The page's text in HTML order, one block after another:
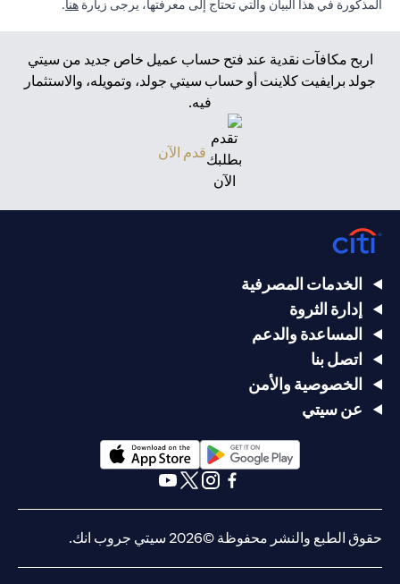
المذكورة في هذا البيان والتي تحتاج إلى معرفتها، يرجى زيارة هنا.
اربح مكافآت نقدية عند فتح حساب عميل خاص جديد من سيتي
جولد برايفيت كلاينت أو حساب سيتي جولد، وتمويله، والاستثمار
فيه.
قدم الآن
الخدمات المصرفية
إدارة الثروة
المساعدة والدعم
اتصل بنا
الخصوصية والأمن
عن سيتي
(opens in a new tab)
حقوق الطبع والنشر محفوظة ©2026 سيتي جروب انك.